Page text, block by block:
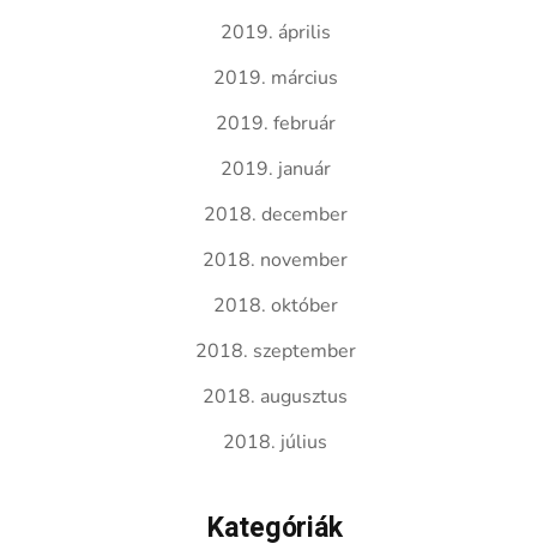
2019. április
2019. március
2019. február
2019. január
2018. december
2018. november
2018. október
2018. szeptember
2018. augusztus
2018. július
Kategóriák